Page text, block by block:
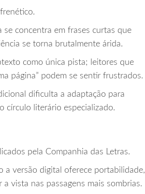
se concentra em frases curtas que
se torna brutalmente árida.
como única pista; leitores que
página” podem se sentir frustrados.
dificulta a adaptação para
círculo literário especializado.
pela Companhia das Letras.
a versão digital oferece portabilidade,
vista nas passagens mais sombrias.